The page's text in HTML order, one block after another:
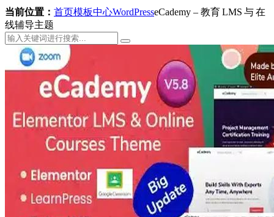
当前位置： 首页模板中心WordPresseCademy – 教育 LMS 与 在
线辅导主题